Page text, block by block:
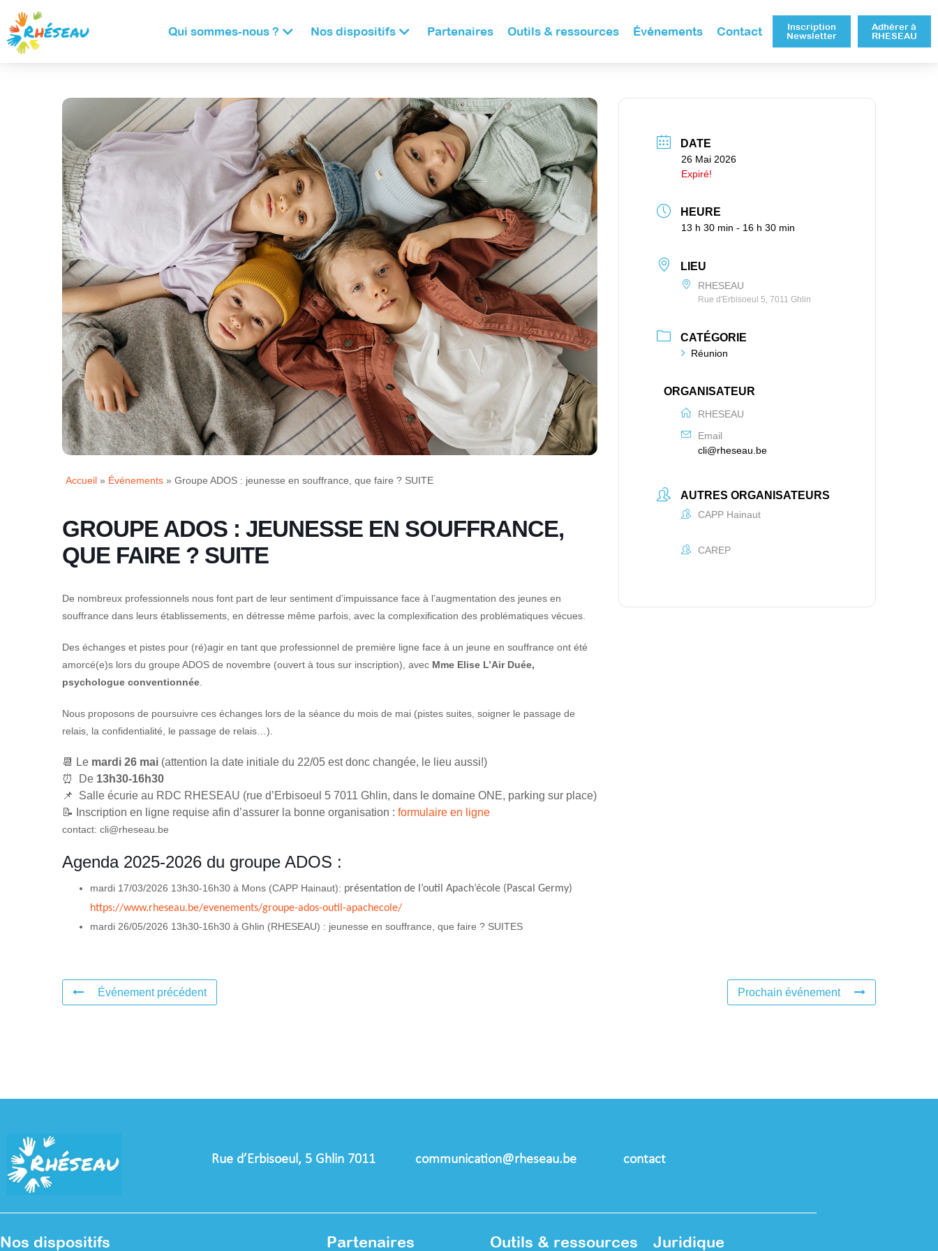
Qui sommes-nous ? Nos dispositifs Partenaires Outils & ressources Événements Contact
Inscription
Newsletter
Adhérer à
RHESEAU
Accueil » Événements » Groupe ADOS : jeunesse en souffrance, que faire ? SUITE
GROUPE ADOS : JEUNESSE EN SOUFFRANCE,
QUE FAIRE ? SUITE
De nombreux professionnels nous font part de leur sentiment d’impuissance face à l’augmentation des jeunes en
souffrance dans leurs établissements, en détresse même parfois, avec la complexification des problématiques vécues.
Des échanges et pistes pour (ré)agir en tant que professionnel de première ligne face à un jeune en souffrance ont été
amorcé(e)s lors du groupe ADOS de novembre (ouvert à tous sur inscription), avec Mme Elise L’Air Duée,
psychologue conventionnée
Nous proposons de poursuivre ces échanges lors de la séance du mois de mai (pistes suites, soigner le passage de
relais, la confidentialité, le passage de relais…).
📆 Le mardi 26 mai (attention la date initiale du 22/05 est donc changée, le lieu aussi!)
⏰ De 13h30-16h30
📌 Salle écurie au RDC RHESEAU (rue d’Erbisoeul 5 7011 Ghlin, dans le domaine ONE, parking sur place)
📝 Inscription en ligne requise afin d’assurer la bonne organisation : formulaire en ligne
contact: cli@rheseau.be
Agenda 2025-2026 du groupe ADOS :
mardi 17/03/2026 13h30-16h30 à Mons (CAPP Hainaut): présentation de l’outil Apach’école (Pascal Germy)
https://www.rheseau.be/evenements/groupe-ados-outil-apachecole/
mardi 26/05/2026 13h30-16h30 à Ghlin (RHESEAU) : jeunesse en souffrance, que faire ? SUITES
DATE
26 Mai 2026
Expiré!
HEURE
13 h 30 min - 16 h 30 min
LIEU
RHESEAU
Rue d'Erbisoeul 5, 7011 Ghlin
CATÉGORIE
Réunion
ORGANISATEUR
RHESEAU
Email
cli@rheseau.be
AUTRES ORGANISATEURS
CAPP Hainaut
CAREP
Événement précédent Prochain événement
Rue d’Erbisoeul, 5 Ghlin 7011 communication@rheseau.be contact
Nos dispositifs Partenaires Outils & ressources Juridique